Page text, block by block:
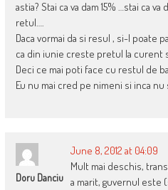
astia? Stai ca va dam 15% …stai ca
retul….
Daca vormai da si resul , si-l poate
ca din iunie creste pretul la curent
Deci ce mai poti face cu restul de
Eu nu mai cred pe nimeni si inca
Doru Danciu
June 8, 2012 at 04:09
Mult mai deschis,
a marit, guvernul este